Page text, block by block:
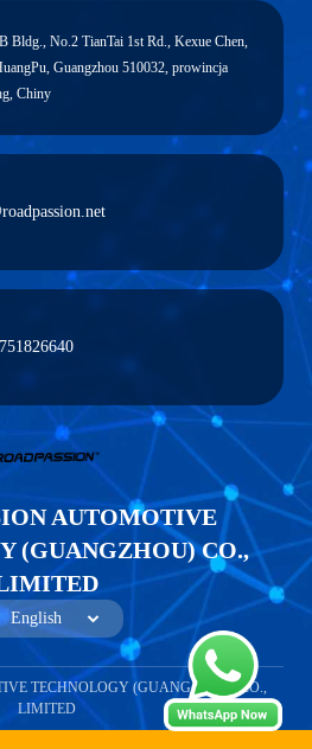
Bldg., No.2 TianTai 1st Rd., Kexue Chen,
Guangzhou 510032, prowincja
Chiny
AUTOMOTIVE
(GUANGZHOU) CO.,
TECHNOLOGY (GUANGZHOU) CO.,
LIMITED